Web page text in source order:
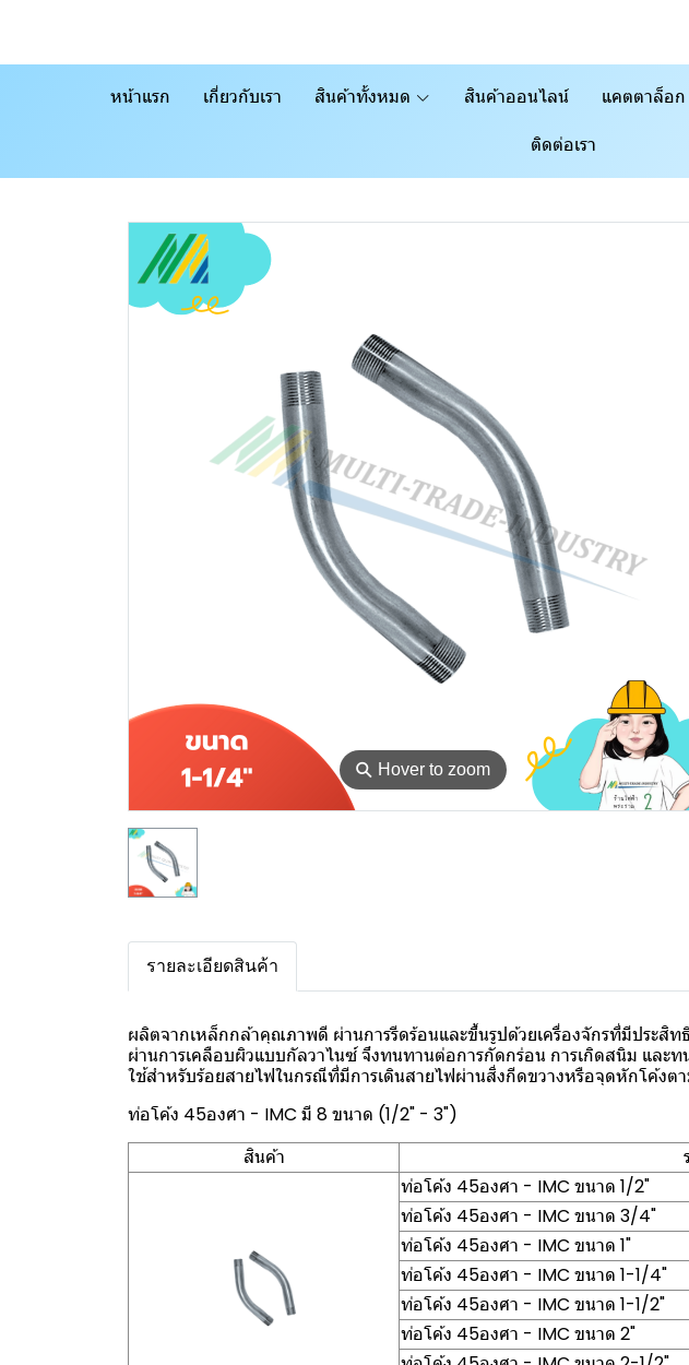
หน้าแรก เกี่ยวกับเรา สินค้าทั้งหมด สินค้าออนไลน์ แคตตาล็อก
ติดต่อเรา
⚲ Hover to zoom
รายละเอียดสินค้า
ผลิตจากเหล็กกล้าคุณภาพดี ผ่านการรีดร้อนและขึ้นรูปด้วยเครื่องจักรที่มีประสิท
ผ่านการเคลือบผิวแบบกัลวาไนซ์ จึงทนทานต่อการกัดกร่อน การเกิดสนิม และ
ใช้สำหรับร้อยสายไฟในกรณีที่มีการเดินสายไฟผ่านสิ่งกีดขวางหรือจุดหักโค้งต
ท่อโค้ง 45องศา - IMC มี 8 ขนาด (1/2" - 3")
สินค้า
ท่อโค้ง 45องศา - IMC ขนาด 1/2"
ท่อโค้ง 45องศา - IMC ขนาด 3/4"
ท่อโค้ง 45องศา - IMC ขนาด 1"
ท่อโค้ง 45องศา - IMC ขนาด 1-1/4"
ท่อโค้ง 45องศา - IMC ขนาด 1-1/2"
ท่อโค้ง 45องศา - IMC ขนาด 2"